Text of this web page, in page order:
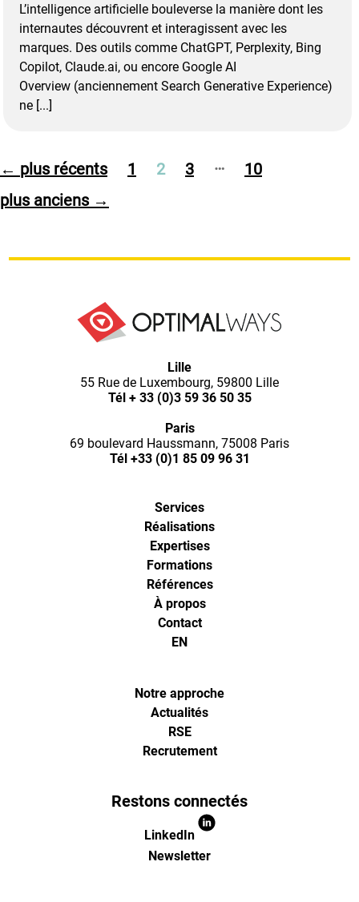
L’intelligence artificielle bouleverse la manière dont les
internautes découvrent et interagissent avec les
marques. Des outils comme ChatGPT, Perplexity, Bing
Copilot, Claude.ai, ou encore Google AI
Overview (anciennement Search Generative Experience)
ne [...]
Pagination
des
publications
← plus récents 1 2 3 …
10
plus anciens →
Ways,
l'agence
de
analytics
et
d'optimisation
(Paris,
Lille)
Lille
55 Rue de Luxembourg, 59800 Lille
Tél + 33 (0)3 59 36 50 35
Paris
69 boulevard Haussmann, 75008 Paris
Tél +33 (0)1 85 09 96 31
Services
Réalisations
Expertises
Formations
Références
À propos
Contact
EN
Notre approche
Actualités
RSE
Recrutement
Restons connectés
LinkedIn
Newsletter